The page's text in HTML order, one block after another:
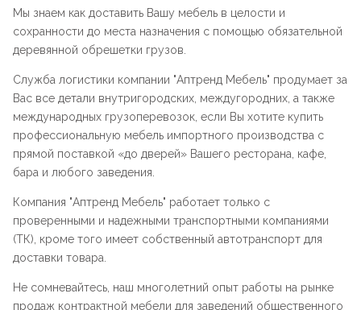
Мы знаем как доставить Вашу мебель в целости и
сохранности до места назначения с помощью обязательной
деревянной обрешетки грузов.
Служба логистики компании "Аптренд Мебель" продумает за
Вас все детали внутригородских, междугородних, а также
международных грузоперевозок, если Вы хотите купить
профессиональную мебель импортного производства с
прямой поставкой «до дверей» Вашего ресторана, кафе,
бара и любого заведения.
Компания "Аптренд Мебель" работает только с
проверенными и надежными транспортными компаниями
(ТК), кроме того имеет собственный автотранспорт для
доставки товара.
Не сомневайтесь, наш многолетний опыт работы на рынке
продаж контрактной мебели для заведений общественного